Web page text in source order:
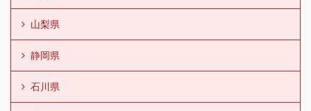
山梨県
静岡県
石川県